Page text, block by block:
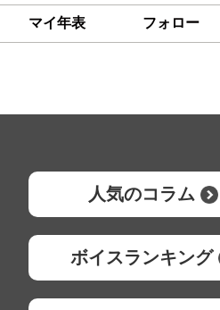
マイ年表 フォロー
人気のコラム
ボイスランキング